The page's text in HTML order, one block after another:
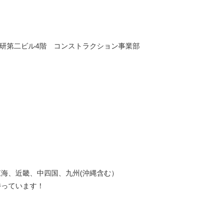
二ビル4階 コンストラクション事業部
、近畿、中四国、九州(沖縄含む）
ています！